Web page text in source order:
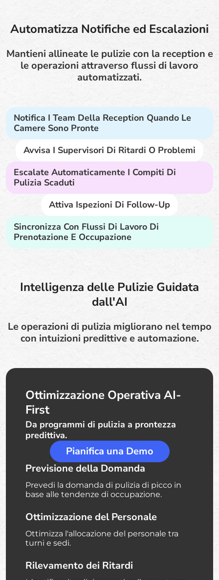
Automatizza Notifiche ed Escalazioni
Mantieni allineate le pulizie con la reception e
le operazioni attraverso flussi di lavoro
automatizzati.
Notifica I Team Della Reception Quando Le
Camere Sono Pronte
Avvisa I Supervisori Di Ritardi O Problemi
Escalate Automaticamente I Compiti Di
Pulizia Scaduti
Attiva Ispezioni Di Follow-Up
Sincronizza Con Flussi Di Lavoro Di
Prenotazione E Occupazione
Intelligenza delle Pulizie Guidata
dall'AI
Le operazioni di pulizia migliorano nel tempo
con intuizioni predittive e automazione.
Ottimizzazione Operativa AI-
First
Da programmi di pulizia a prontezza
predittiva.
Pianifica una Demo
Previsione della Domanda
Prevedi la domanda di pulizia di picco in
base alle tendenze di occupazione.
Ottimizzazione del Personale
Ottimizza l'allocazione del personale tra
turni e sedi.
Rilevamento dei Ritardi